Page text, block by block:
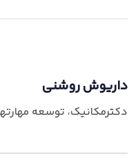
داریوش روشنی
دکترمکانیک، توسعه